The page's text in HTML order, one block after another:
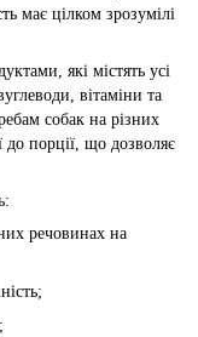
має цілком зрозумілі
які містять усі
вітаміни та
собак на різних
до порції, що дозволяє
речовинах на